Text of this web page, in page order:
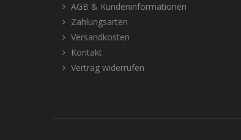
AGB & Kundeninformationen
Zahlungsarten
Versandkosten
Kontakt
Vertrag widerrufen